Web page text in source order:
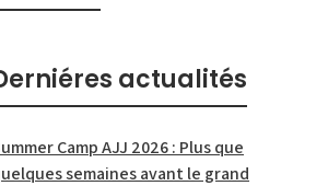
actualités
Camp AJJ 2026 : Plus que
semaines avant le grand